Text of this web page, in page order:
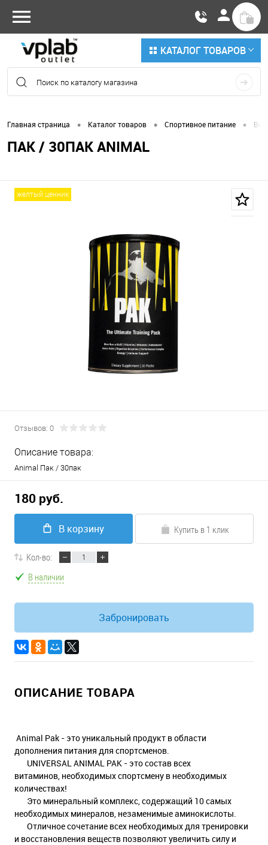
КАТАЛОГ ТОВАРОВ
Главная страница • Каталог товаров • Спортивное питание •
ПАК / 30ПАК ANIMAL
желтый ценник
Отзывов: 0
Описание товара:
Animal Пак / 30пак
180 руб.
В корзину Купить в 1 клик
Кол-во:
В наличии
Забронировать
ОПИСАНИЕ ТОВАРА
Animal Pak - это уникальный продукт в области
дополнения питания для спортсменов.
UNIVERSAL ANIMAL PAK - это состав всех
витаминов, необходимых спортсмену в необходимых
количествах!
Это минеральный комплекс, содержащий 10 самых
необходимых минералов, незаменимые аминокислоты.
Отличное сочетание всех необходимых для тренировки
и восстановления веществ позволяют увеличить силу и